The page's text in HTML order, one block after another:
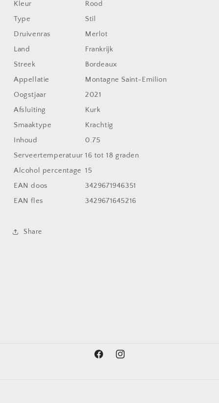
Kleur
Rood
Type
Stil
Druivenras
Merlot
Land
Frankrijk
Streek
Bordeaux
Appellatie
Montagne Saint-Emilion
Oogstjaar
2021
Afsluiting
Kurk
Smaaktype
Krachtig
Inhoud
0.75
Serveertemperatuur 16 tot 18 graden
Alcohol percentage 15
EAN doos
3429671946351
EAN fles
3429671645216
Share
FacebookInstagram